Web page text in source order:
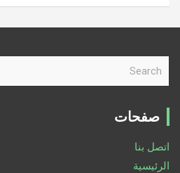
r
صفحات
اتصل بنا
الرئيسية